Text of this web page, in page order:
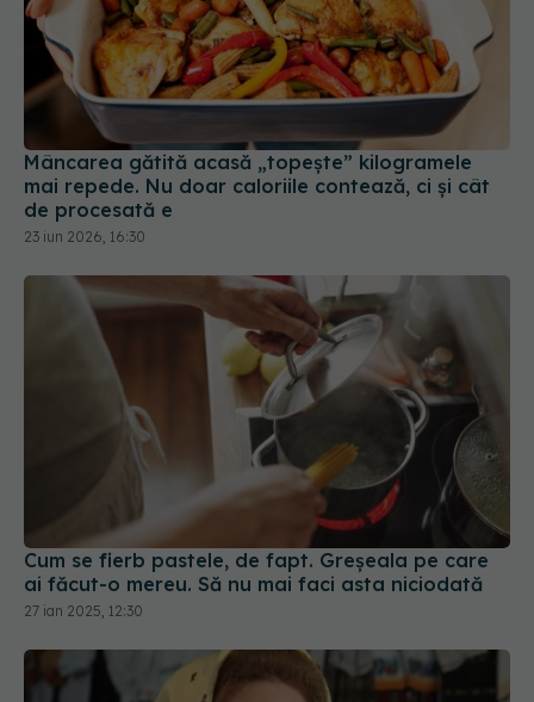
Mâncarea gătită acasă „topește” kilogramele
mai repede. Nu doar caloriile contează, ci și cât
de procesată e
23 iun 2026, 16:30
Cum se fierb pastele, de fapt. Greșeala pe care
ai făcut-o mereu. Să nu mai faci asta niciodată
27 ian 2025, 12:30